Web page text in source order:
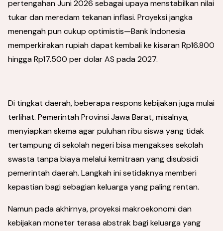
pertengahan Juni 2026 sebagai upaya menstabilkan nilai
tukar dan meredam tekanan inflasi. Proyeksi jangka
menengah pun cukup optimistis—Bank Indonesia
memperkirakan rupiah dapat kembali ke kisaran Rp16.800
hingga Rp17.500 per dolar AS pada 2027.
Di tingkat daerah, beberapa respons kebijakan juga mulai
terlihat. Pemerintah Provinsi Jawa Barat, misalnya,
menyiapkan skema agar puluhan ribu siswa yang tidak
tertampung di sekolah negeri bisa mengakses sekolah
swasta tanpa biaya melalui kemitraan yang disubsidi
pemerintah daerah. Langkah ini setidaknya memberi
kepastian bagi sebagian keluarga yang paling rentan.
Namun pada akhirnya, proyeksi makroekonomi dan
kebijakan moneter terasa abstrak bagi keluarga yang